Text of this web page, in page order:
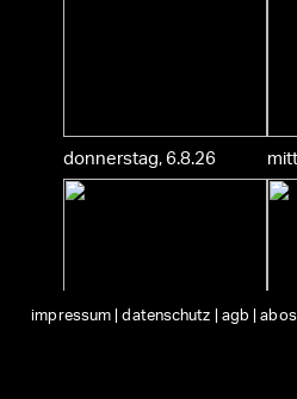
donnerstag, 6.8.26
impressum |datenschutz | agb |